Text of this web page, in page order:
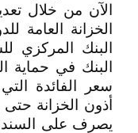
الآن من خلال
الخزانة العامة
البنك المركزي
البنك في حماية
سعر الفائدة
أذون الخزانة
يصرف على